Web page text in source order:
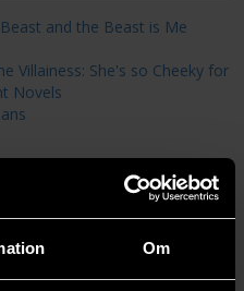
Om
and the Beast is Me
Villainess: She's so Cheeky for
Novels